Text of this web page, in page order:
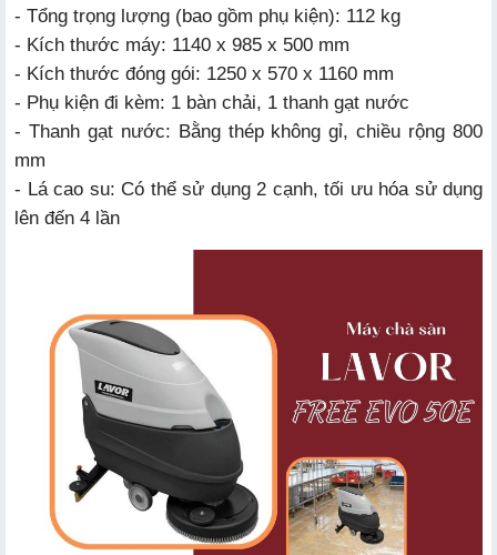
- Tổng trọng lượng (bao gồm phụ kiện): 112 kg
- Kích thước máy: 1140 x 985 x 500 mm
- Kích thước đóng gói: 1250 x 570 x 1160 mm
- Phụ kiện đi kèm: 1 bàn chải, 1 thanh gạt nước
- Thanh gạt nước: Bằng thép không gỉ, chiều rộng 800
mm
- Lá cao su: Có thể sử dụng 2 cạnh, tối ưu hóa sử dụng
lên đến 4 lần